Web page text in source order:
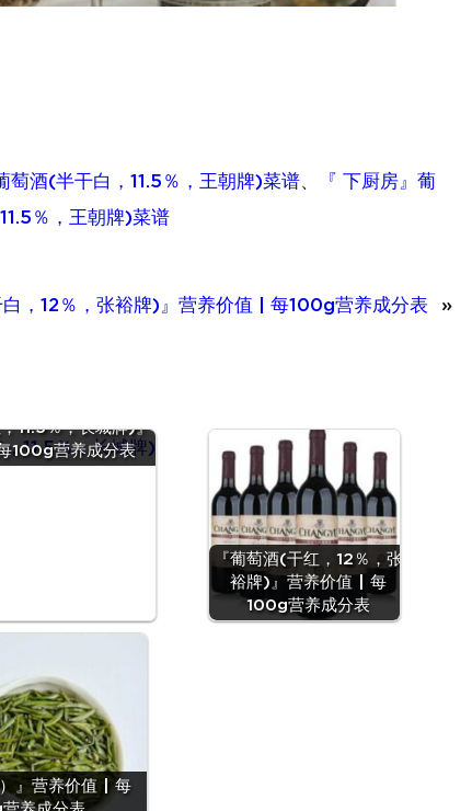
萄酒(半干白，11.5％，王朝牌)菜谱、
『 下厨房』葡
％，王朝牌)菜谱
白，12％，张裕牌)』营养价值 | 每100g营养成分表 »
11.5％，长城牌)』
100g营养成分表
『葡萄酒(干红，12％，张
裕牌)』营养价值 | 每
100g营养成分表
』营养价值 | 每